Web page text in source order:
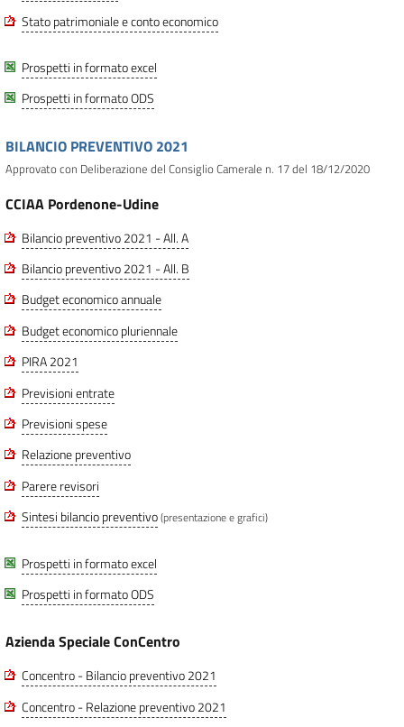
Stato patrimoniale e conto economico
Prospetti in formato excel
Prospetti in formato ODS
BILANCIO PREVENTIVO 2021
Approvato con Deliberazione del Consiglio Camerale n. 17 del 18/12/2020
CCIAA Pordenone-Udine
Bilancio preventivo 2021 - All. A
Bilancio preventivo 2021 - All. B
Budget economico annuale
Budget economico pluriennale
PIRA 2021
Previsioni entrate
Previsioni spese
Relazione preventivo
Parere revisori
Sintesi bilancio preventivo(presentazione e grafici)
Prospetti in formato excel
Prospetti in formato ODS
Azienda Speciale ConCentro
Concentro - Bilancio preventivo 2021
Concentro - Relazione preventivo 2021